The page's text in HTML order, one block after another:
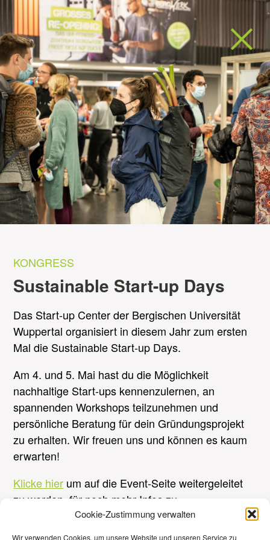
Cookie-Zustimmung verwalten
Wir verwenden Cookies, um unsere Website und unseren Service zu
KONGRESS
Sustainable Start-up Days
Das Start-up Center der Bergischen Universität
Wuppertal organisiert in diesem Jahr zum ersten
Mal die Sustainable Start-up Days.
Am 4. und 5. Mai hast du die Möglichkeit
nachhaltige Start-ups kennenzulernen, an
spannenden Workshops teilzunehmen und
persönliche Beratung für dein Gründungsprojekt
zu erhalten. Wir freuen uns und können es kaum
erwarten!
Klicke hier um auf die Event-Seite weitergeleitet
zu werden, für noch mehr Infos zu
den Sustainable Start-up Days.